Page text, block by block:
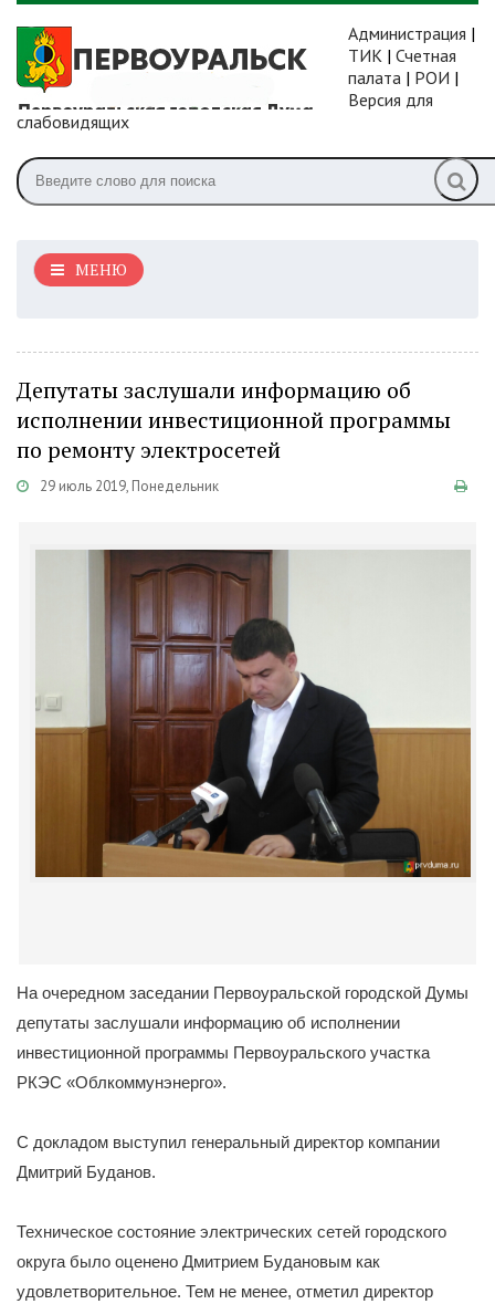
Администрация |
ТИК | Счетная
палата | РОИ |
Версия для
слабовидящих
МЕНЮ
Депутаты заслушали информацию об
исполнении инвестиционной программы
по ремонту электросетей
29 июль 2019, Понедельник
На очередном заседании Первоуральской городской Думы
депутаты заслушали информацию об исполнении
инвестиционной программы Первоуральского участка
РКЭС «Облкоммунэнерго».
С докладом выступил генеральный директор компании
Дмитрий Буданов.
Техническое состояние электрических сетей городского
округа было оценено Дмитрием Будановым как
удовлетворительное. Тем не менее, отметил директор